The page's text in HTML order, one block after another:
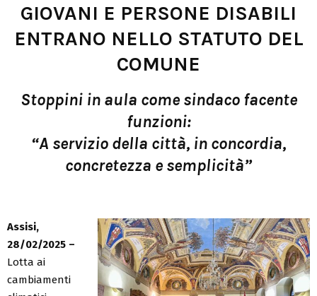
GIOVANI E PERSONE DISABILI
ENTRANO NELLO STATUTO DEL
COMUNE
Stoppini in aula come sindaco facente
funzioni:
“A servizio della città, in concordia,
concretezza e semplicità”
Assisi,
28/02/2025 –
Lotta ai
cambiamenti